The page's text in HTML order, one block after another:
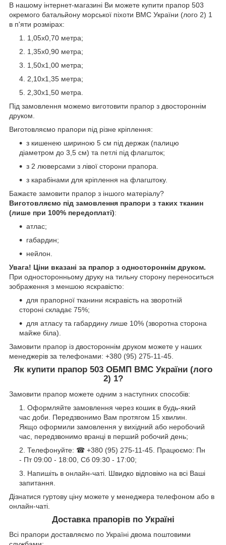
В нашому інтернет-магазині Ви можете купити прапор 503
окремого батальйону морської піхоти ВМС України (лого 2) 1
в п'яти розмірах:
1,05х0,70 метра;
1,35х0,90 метра;
1,50х1,00 метра;
2,10х1,35 метра;
2,30х1,50 метра.
Під замовлення можемо виготовити прапор з двостороннім
друком.
Виготовляємо прапори під різне кріплення:
з кишенею шириною 5 см під держак (палицю
діаметром до 3,5 см) та петлі під флагшток;
з 2 люверсами з лівої сторони прапора.
з карабінами для кріплення на флагштоку.
Бажаєте замовити прапор з іншого матеріалу?
Виготовляємо під замовлення прапори з таких тканин
(лише при 100% передоплаті):
атлас;
габардин;
нейлон.
Увага! Ціни вказані за прапор з одностороннім друком.
При односторонньому друку на тильну сторону переноситься
зображення з меншою яскравістю:
для прапорної тканини яскравість на зворотній
стороні складає 75%;
для атласу та габардину лише 10% (зворотна сторона
майже біла).
Замовити прапор із двостороннім друком можете у наших
менеджерів за телефонами: +380 (95) 275-11-45.
Як купити прапор 503 ОБМП ВМС України (лого
2) 1?
Замовити прапор можете одним з наступних способів:
Оформляйте замовлення через кошик в будь-який
час доби. Передзвонимо Вам протягом 15 хвилин.
Якщо оформили замовлення у вихідний або неробочий
час, передзвонимо вранці в перший робочий день;
Телефонуйте: ☎ +380 (95) 275-11-45. Працюємо: Пн
- Пт 09:00 - 18:00, Сб 09:30 - 17:00;
Напишіть в онлайн-чаті. Швидко відповімо на всі Ваші
запитання.
Дізнатися гуртову ціну можете у менеджера телефоном або в
онлайн-чаті.
Доставка прапорів по Україні
Всі прапори доставляємо по Україні двома поштовими